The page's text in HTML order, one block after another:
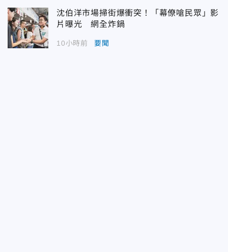
沈伯洋市場掃街爆衝突！「幕僚嗆民眾」影
片曝光 網全炸鍋
10小時前 要聞